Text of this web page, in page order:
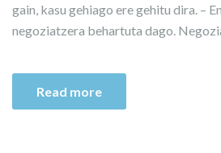
gain, kasu gehiago ere gehitu dira. –
negoziatzera behartuta dago.
Read more